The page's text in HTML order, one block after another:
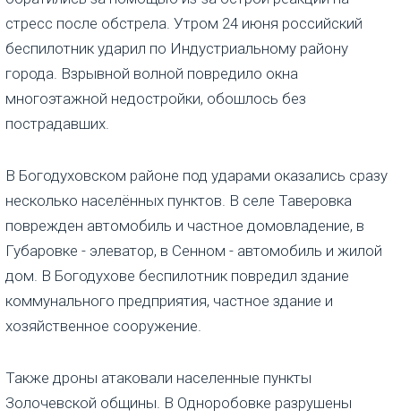
стресс после обстрела. Утром 24 июня российский
беспилотник ударил по Индустриальному району
города. Взрывной волной повредило окна
многоэтажной недостройки, обошлось без
пострадавших.
В Богодуховском районе под ударами оказались сразу
несколько населённых пунктов. В селе Таверовка
поврежден автомобиль и частное домовладение, в
Губаровке - элеватор, в Сенном - автомобиль и жилой
дом. В Богодухове беспилотник повредил здание
коммунального предприятия, частное здание и
хозяйственное сооружение.
Также дроны атаковали населенные пункты
Золочевской общины. В Одноробовке разрушены